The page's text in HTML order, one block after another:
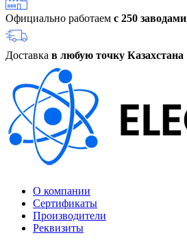
Официально работаем с 250 заводами
Доставка в любую точку Казахстана
О компании
Сертификаты
Производители
Реквизиты